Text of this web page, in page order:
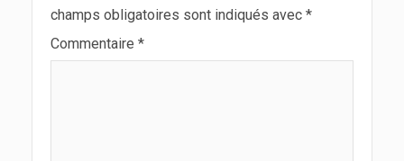
champs obligatoires sont indiqués avec *
Commentaire *